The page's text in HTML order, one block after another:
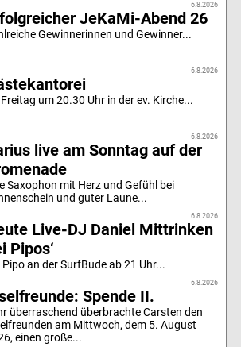
6.8.2026
JeKaMi-Abend 26
Gewinnerinnen und Gewinner...
6.8.2026
um 20.30 Uhr in der ev. Kirche...
6.8.2026
live am Sonntag auf der
Saxophon mit Herz und Gefühl bei
und guter Laune...
6.8.2026
Live-DJ Daniel Mittrinken
Pipos‘
Pipo an der SurfBude ab 21 Uhr...
6.8.2026
Spende II.
überraschend überbrachte Carsten den
am Mittwoch, dem 5. August
einen große...